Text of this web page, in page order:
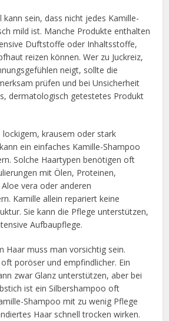
kann sein, dass nicht jedes Kamille-
mild ist. Manche Produkte enthalten
Duftstoffe oder Inhaltsstoffe,
reizen können. Wer zu Juckreiz,
neigt, sollte die
prüfen und bei Unsicherheit
dermatologisch getestetes Produkt
krausem oder stark
ein einfaches Kamille-Shampoo
Solche Haartypen benötigen oft
mit Ölen, Proteinen,
vera oder anderen
Kamille allein repariert keine
Sie kann die Pflege unterstützen,
Aufbaupflege.
Haar muss man vorsichtig sein.
poröser und empfindlicher. Ein
zwar Glanz unterstützen, aber bei
ist ein Silbershampoo oft
Shampoo mit zu wenig Pflege
Haar schnell trocken wirken.